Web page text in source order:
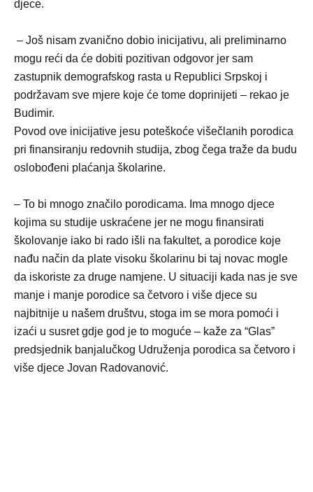
djece.
– Još nisam zvanično dobio inicijativu, ali preliminarno
mogu reći da će dobiti pozitivan odgovor jer sam
zastupnik demografskog rasta u Republici Srpskoj i
podržavam sve mjere koje će tome doprinijeti – rekao je
Budimir.
Povod ove inicijative jesu poteškoće višečlanih porodica
pri finansiranju redovnih studija, zbog čega traže da budu
oslobođeni plaćanja školarine.
– To bi mnogo značilo porodicama. Ima mnogo djece
kojima su studije uskraćene jer ne mogu finansirati
školovanje iako bi rado išli na fakultet, a porodice koje
nađu način da plate visoku školarinu bi taj novac mogle
da iskoriste za druge namjene. U situaciji kada nas je sve
manje i manje porodice sa četvoro i više djece su
najbitnije u našem društvu, stoga im se mora pomoći i
izaći u susret gdje god je to moguće – kaže za “Glas”
predsjednik banjalučkog Udruženja porodica sa četvoro i
više djece Jovan Radovanović.